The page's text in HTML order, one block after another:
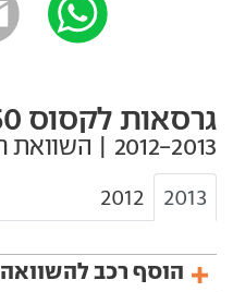
גרסאות לקסוס GS250
2013
2012
הוסף רכב להשוואה